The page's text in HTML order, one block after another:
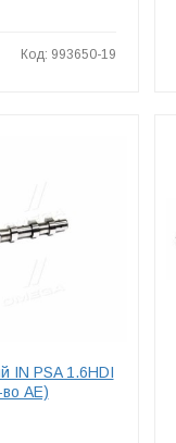
Код: 993650-19
IN PSA 1.6HDI
AE)